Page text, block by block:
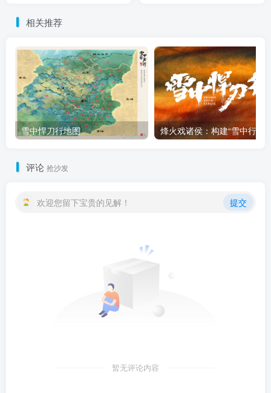
相关推荐
雪中悍刀行地图
评论 抢沙发
欢迎您留下宝贵的见解！ 提交
暂无评论内容